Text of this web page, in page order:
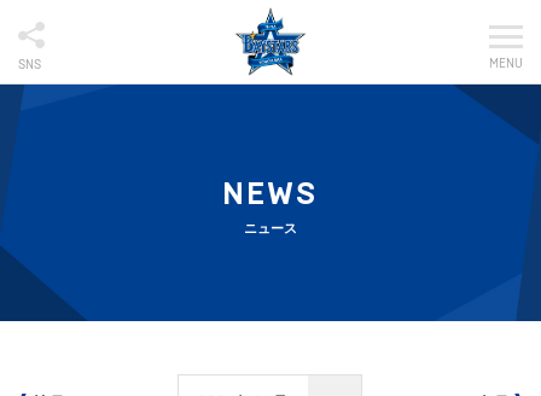
SNS MENU
NEWS
ニュース